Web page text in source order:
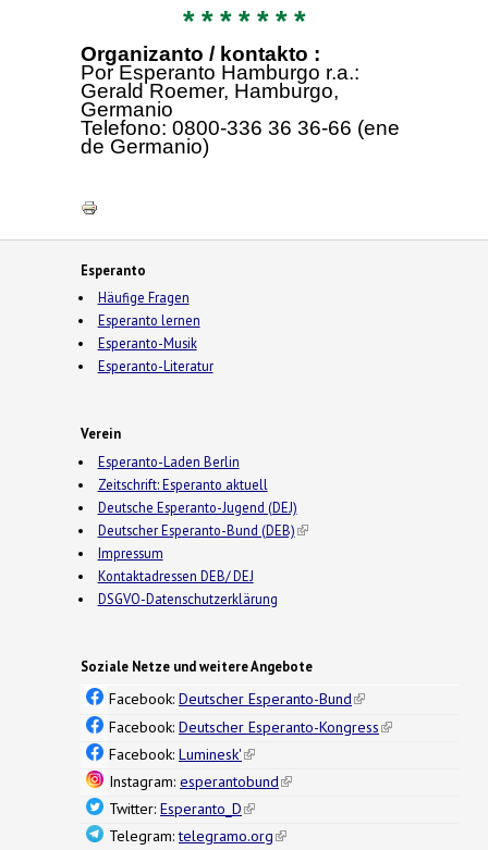
* * * * * * *
Organizanto / kontakto :
Por Esperanto Hamburgo r.a.:
Gerald Roemer, Hamburgo,
Germanio
Telefono: 0800-336 36 36-66 (ene
de Germanio)
Esperanto
Häufige Fragen
Esperanto lernen
Esperanto-Musik
Esperanto-Literatur
Verein
Esperanto-Laden Berlin
Zeitschrift: Esperanto aktuell
Deutsche Esperanto-Jugend (DEJ)
Deutscher Esperanto-Bund (DEB)(link is external)
Impressum
Kontaktadressen DEB/ DEJ
DSGVO-Datenschutzerklärung
Soziale Netze und weitere Angebote
Facebook: Deutscher Esperanto-Bund(link is
external)
Facebook: Deutscher Esperanto-Kongress(link is
Facebook: Luminesk'(link is external)
Instagram: esperantobund(link is external)
Twitter: Esperanto_D(link is external)
Telegram:telegramo.org(link is external)